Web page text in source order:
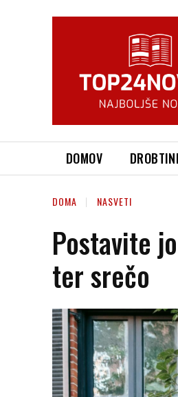
DOMOV
DOMA NASVETI
Postavite
ter srečo